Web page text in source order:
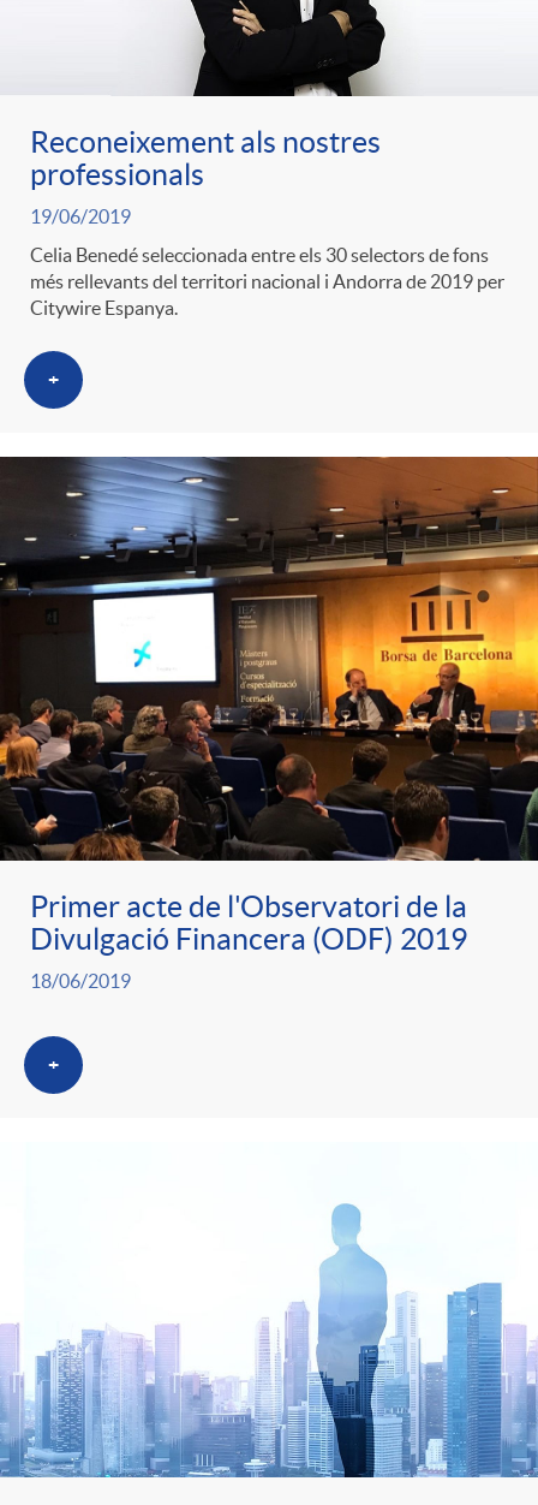
r
i
a
s
Reconeixement als nostres
professionals
19/06/2019
Celia Benedé seleccionada entre els 30 selectors de fons
més rellevants del territori nacional i Andorra de 2019 per
Citywire Espanya.
+
Primer acte de l'Observatori de la
Divulgació Financera (ODF) 2019
18/06/2019
+